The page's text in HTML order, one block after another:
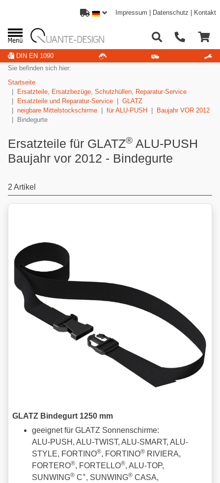
Impressum Datenschutz Kontakt
DIN EN 1090
Sie befinden sich hier:
Startseite
Ersatzteile, Ersatzbezüge, Schutzhüllen, Reparatur-Service
Ersatzteile und Reparatur-Service
GLATZ
neigbare Mittelstockschirme
für ALU-PUSH
Baujahr VOR 2012
Bindegurte
Ersatzteile für GLATZ® ALU-PUSH
Baujahr vor 2012 - Bindegurte
2 Artikel
GLATZ Bindegurt 1250 mm
geeignet für GLATZ Sonnenschirme:
ALU-PUSH, ALU-TWIST, ALU-SMART, ALU-
STYLE, FORTINO®, FORTINO® RIVIERA,
FORTERO®, FORTELLO®, ALU-TOP,
SUNWING® C+, SUNWING® CASA,